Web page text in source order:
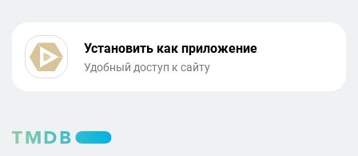
Установить как приложение
Удобный доступ к сайту